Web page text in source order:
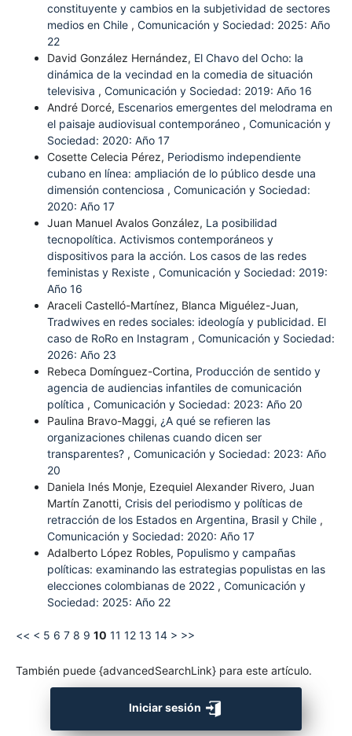
constituyente y cambios en la subjetividad de sectores
medios en Chile , Comunicación y Sociedad: 2025: Año
22
David González Hernández, El Chavo del Ocho: la
dinámica de la vecindad en la comedia de situación
televisiva , Comunicación y Sociedad: 2019: Año 16
André Dorcé, Escenarios emergentes del melodrama en
el paisaje audiovisual contemporáneo , Comunicación y
Sociedad: 2020: Año 17
Cosette Celecia Pérez, Periodismo independiente
cubano en línea: ampliación de lo público desde una
dimensión contenciosa , Comunicación y Sociedad:
2020: Año 17
Juan Manuel Avalos González, La posibilidad
tecnopolítica. Activismos contemporáneos y
dispositivos para la acción. Los casos de las redes
feministas y Rexiste , Comunicación y Sociedad: 2019:
Año 16
Araceli Castelló-Martínez, Blanca Miguélez-Juan,
Tradwives en redes sociales: ideología y publicidad. El
caso de RoRo en Instagram , Comunicación y Sociedad:
2026: Año 23
Rebeca Domínguez-Cortina, Producción de sentido y
agencia de audiencias infantiles de comunicación
política , Comunicación y Sociedad: 2023: Año 20
Paulina Bravo-Maggi, ¿A qué se refieren las
organizaciones chilenas cuando dicen ser
transparentes? , Comunicación y Sociedad: 2023: Año
20
Daniela Inés Monje, Ezequiel Alexander Rivero, Juan
Martín Zanotti, Crisis del periodismo y políticas de
retracción de los Estados en Argentina, Brasil y Chile ,
Comunicación y Sociedad: 2020: Año 17
Adalberto López Robles, Populismo y campañas
políticas: examinando las estrategias populistas en las
elecciones colombianas de 2022 , Comunicación y
Sociedad: 2025: Año 22
<< < 5 6 7 8 9 10 11 12 13 14 > >>
También puede {advancedSearchLink} para este artículo.
Iniciar sesión